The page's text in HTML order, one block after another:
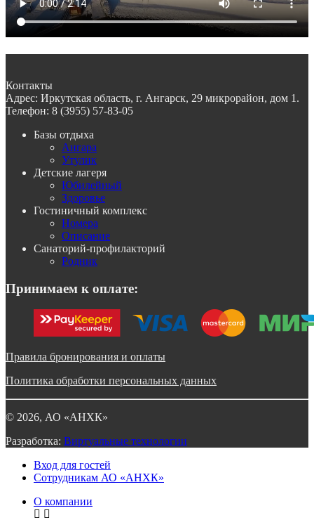
Контакты
Адрес: Иркутская область, г. Ангарск, 29 микрорайон, дом 1.
Телефон: 8 (3955) 57-83-05
Базы отдыха
Ангара
Утулик
Детские лагеря
Юбилейный
Здоровье
Гостиничный комплекс
Номера
Описание
Санаторий-профилакторий
Родник
Принимаем к оплате:
Правила бронирования и оплаты
Политика обработки персональных данных
© 2026, АО «АНХК»
Разработка: Виртуальные технологии
Вход для гостей
Сотрудникам АО «АНХК»
О компании